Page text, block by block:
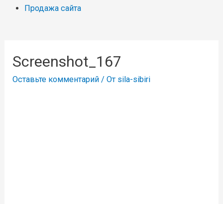
Продажа сайта
Screenshot_167
Оставьте комментарий / От sila-sibiri